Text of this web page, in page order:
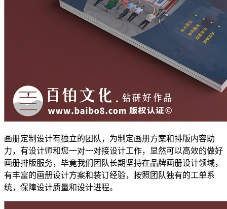
画册定制设计有独立的团队，为制定画册方案和排版内容助
力，有设计师和您一对一对接设计工作，显然可以高效的做好
画册排版服务，毕竟我们团队长期坚持在品牌画册设计领域，
有丰富的画册设计方案和装订经验，按照团队独有的工单系
统，保障设计质量和设计进程。